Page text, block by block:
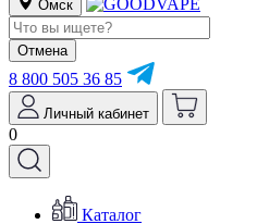
Омск
Отмена
8 800 505 36 85
Личный кабинет
0
Каталог